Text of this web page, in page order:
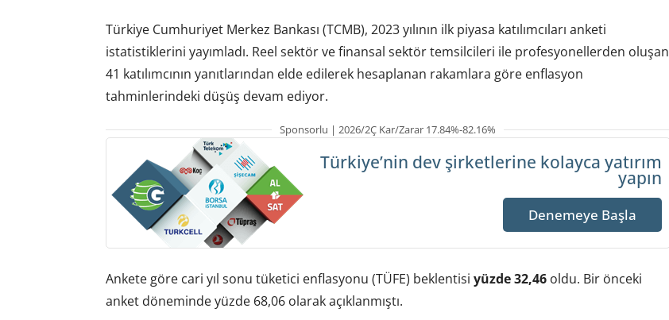
Türkiye Cumhuriyet Merkez Bankası (TCMB), 2023 yılının ilk piyasa katılımcıları anketi
istatistiklerini yayımladı. Reel sektör ve finansal sektör temsilcileri ile profesyonellerden oluşan
41 katılımcının yanıtlarından elde edilerek hesaplanan rakamlara göre enflasyon
tahminlerindeki düşüş devam ediyor.
Sponsorlu | 2026/2Ç Kar/Zarar 17.84%-82.16%
Türkiye’nin dev şirketlerine kolayca yatırım
yapın
Denemeye Başla
Ankete göre cari yıl sonu tüketici enflasyonu (TÜFE) beklentisi yüzde 32,46oldu. Bir önceki
anket döneminde yüzde 68,06 olarak açıklanmıştı.